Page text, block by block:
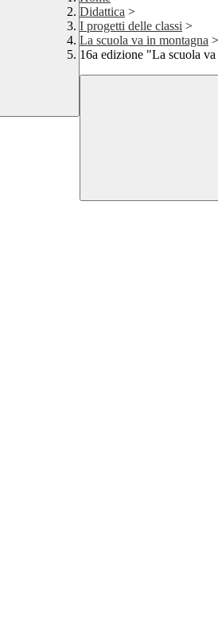
Didattica >
I progetti delle classi >
La scuola va in montagna >
16a edizione "La scuola